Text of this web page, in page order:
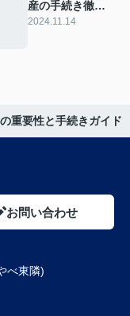
産の手続き徹底
解説！売却時の
2024.11.14
重要性と手続きガイド
お問い合わせ
べ東隣)